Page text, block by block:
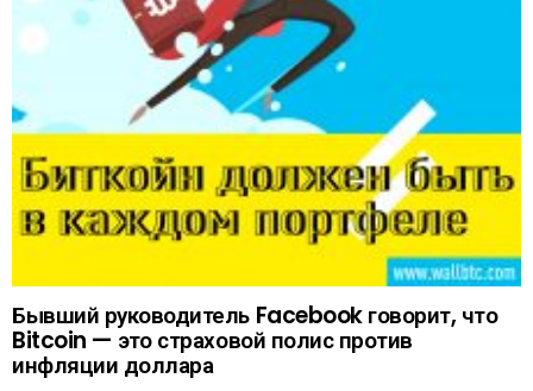
Бывший руководитель Facebook говорит, что
Bitcoin — это страховой полис против
инфляции доллара